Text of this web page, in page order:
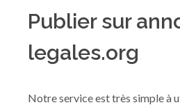
Publier sur
legales.org
Notre service est très simple à